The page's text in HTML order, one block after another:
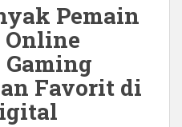
Pemain
Favorit di